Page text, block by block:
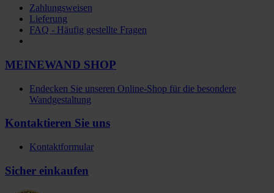
Zahlungsweisen
Lieferung
FAQ - Häufig gestellte Fragen
MEINEWAND SHOP
Endecken Sie unseren Online-Shop für die besondere
Wandgestaltung
Kontaktieren Sie uns
Kontaktformular
Sicher einkaufen